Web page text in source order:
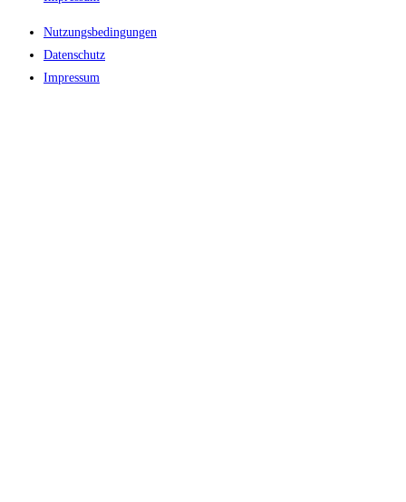
Nutzungsbedingungen
Datenschutz
Impressum